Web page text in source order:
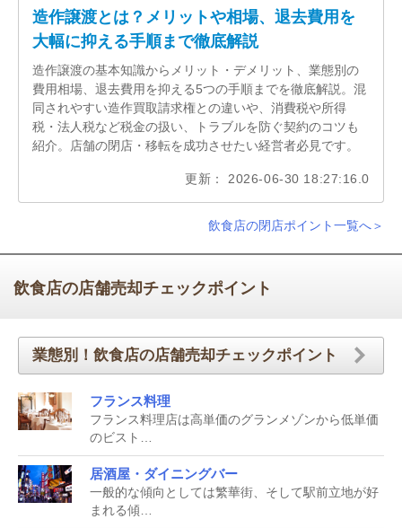
造作譲渡とは？メリットや相場、退去費用を
大幅に抑える手順まで徹底解説
造作譲渡の基本知識からメリット・デメリット、業態別の
費用相場、退去費用を抑える5つの手順までを徹底解説。混
同されやすい造作買取請求権との違いや、消費税や所得
税・法人税など税金の扱い、トラブルを防ぐ契約のコツも
紹介。店舗の閉店・移転を成功させたい経営者必見です。
更新： 2026-06-30 18:27:16.0
飲食店の閉店ポイント一覧へ＞
飲食店の店舗売却チェックポイント
業態別！飲食店の店舗売却チェックポイント
フランス料理
フランス料理店は高単価のグランメゾンから低単価
のビスト…
居酒屋・ダイニングバー
一般的な傾向としては繁華街、そして駅前立地が好
まれる傾…